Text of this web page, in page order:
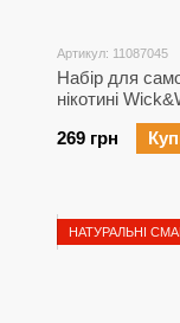
Артикул: 11087045
Набір для
нікотині
269 грн
НАТУРАЛЬНІ